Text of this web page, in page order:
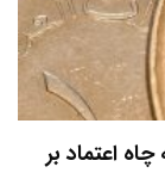
اعتماد بر